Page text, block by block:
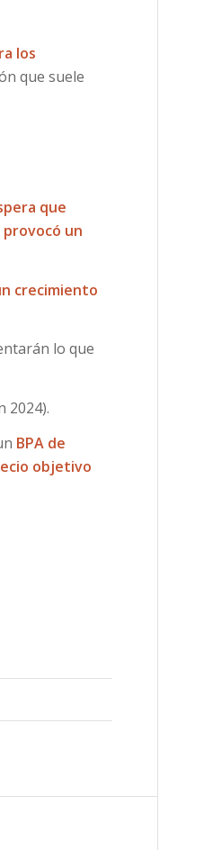
los
que suele
que
provocó un
crecimiento
lo que
2024).
BPA de
objetivo